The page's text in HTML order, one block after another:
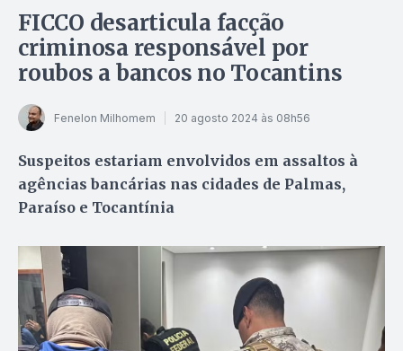
FICCO desarticula facção
criminosa responsável por
roubos a bancos no Tocantins
Fenelon Milhomem 20 agosto 2024 às 08h56
Suspeitos estariam envolvidos em assaltos à
agências bancárias nas cidades de Palmas,
Paraíso e Tocantínia